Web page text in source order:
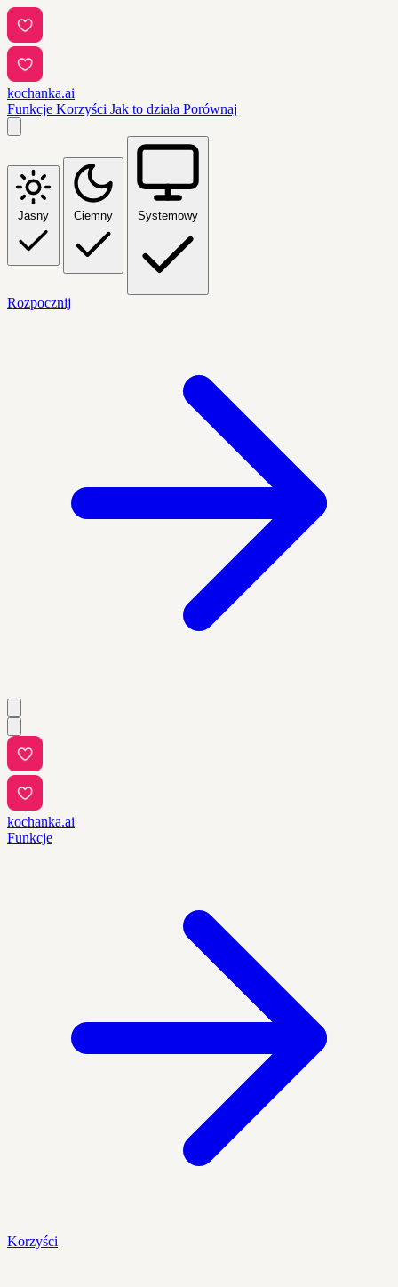
kochanka.ai
Funkcje Korzyści Jak to działa Porównaj
Jasny Ciemny Systemowy
Rozpocznij
kochanka.ai
Funkcje
Korzyści